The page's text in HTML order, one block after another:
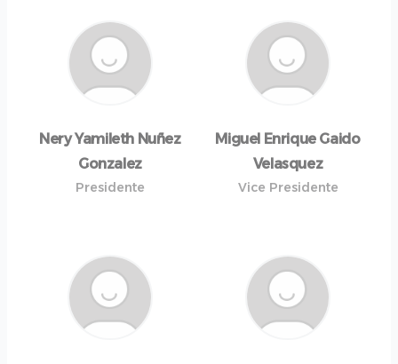
Nery Yamileth Nuñez
Gonzalez
Presidente
Miguel Enrique Gaido
Velasquez
Vice Presidente